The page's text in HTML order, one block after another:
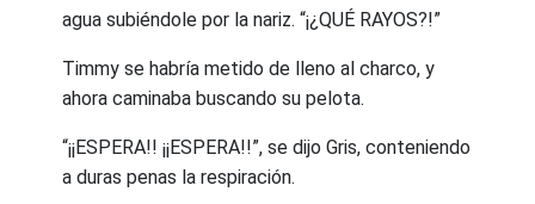
agua subiéndole por la nariz. “¡¿QUÉ RAYOS?!”
Timmy se habría metido de lleno al charco, y
ahora caminaba buscando su pelota.
“¡¡ESPERA!! ¡¡ESPERA!!”, se dijo Gris, conteniendo
a duras penas la respiración.